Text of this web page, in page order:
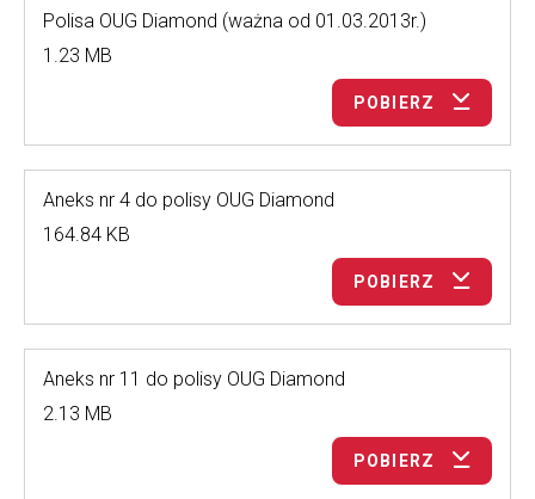
Polisa OUG Diamond (ważna od 01.03.2013r.)
1.23 MB
POBIERZ
Aneks nr 4 do polisy OUG Diamond
164.84 KB
POBIERZ
Aneks nr 11 do polisy OUG Diamond
2.13 MB
POBIERZ